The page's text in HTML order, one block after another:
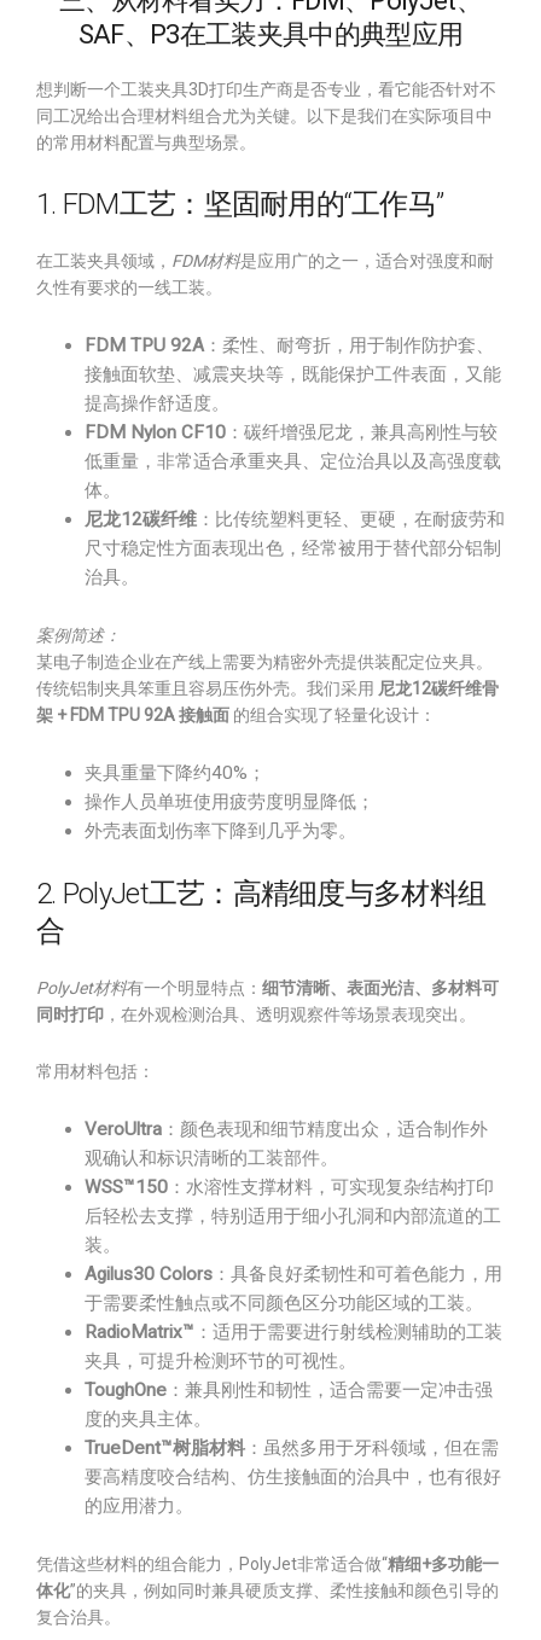
SAF、P3在工装夹具中的典型应用
想判断一个工装夹具3D打印生产商是否专业，看它能否针对不
同工况给出合理材料组合尤为关键。以下是我们在实际项目中
的常用材料配置与典型场景。
1. FDM工艺：坚固耐用的“工作马”
在工装夹具领域， FDM材料是应用广的之一，适合对强度和耐
久性有要求的一线工装。
FDM TPU 92A：柔性、耐弯折，用于制作防护套、
接触面软垫、减震夹块等，既能保护工件表面，又能
提高操作舒适度。
FDM Nylon CF10 ：碳纤增强尼龙，兼具高刚性与较
低重量，非常适合承重夹具、定位治具以及高强度载
体。
尼龙12碳纤维 ：比传统塑料更轻、更硬，在耐疲劳和
尺寸稳定性方面表现出色，经常被用于替代部分铝制
治具。
案例简述：
某电子制造企业在产线上需要为精密外壳提供装配定位夹具。
传统铝制夹具笨重且容易压伤外壳。我们采用 尼龙12碳纤维骨
架 + FDM TPU 92A 接触面 的组合实现了轻量化设计：
夹具重量下降约40%；
操作人员单班使用疲劳度明显降低；
外壳表面划伤率下降到几乎为零。
2. PolyJet工艺：高精细度与多材料组
合
PolyJet材料有一个明显特点： 细节清晰、表面光洁、多材料可
同时打印 ，在外观检测治具、透明观察件等场景表现突出。
常用材料包括：
VeroUltra ：颜色表现和细节精度出众，适合制作外
观确认和标识清晰的工装部件。
WSS™150 ：水溶性支撑材料，可实现复杂结构打印
后轻松去支撑，特别适用于细小孔洞和内部流道的工
装。
Agilus30 Colors ：具备良好柔韧性和可着色能力，用
于需要柔性触点或不同颜色区分功能区域的工装。
RadioMatrix™ ：适用于需要进行射线检测辅助的工装
夹具，可提升检测环节的可视性。
ToughOne ：兼具刚性和韧性，适合需要一定冲击强
度的夹具主体。
TrueDent™树脂材料 ：虽然多用于牙科领域，但在需
要高精度咬合结构、仿生接触面的治具中，也有很好
的应用潜力。
凭借这些材料的组合能力，PolyJet非常适合做“精细+多功能一
体化”的夹具，例如同时兼具硬质支撑、柔性接触和颜色引导的
复合治具。